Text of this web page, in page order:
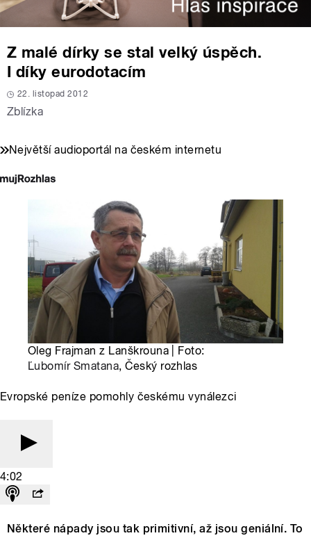
Z malé dírky se stal velký úspěch.
I díky eurodotacím
22. listopad 2012
Zblízka
Největší audioportál na českém internetu
Oleg Frajman z Lanškrouna | Foto:
Ľubomír Smatana, Český rozhlas
Evropské peníze pomohly českému vynálezci
4:02
Některé nápady jsou tak primitivní, až jsou geniální. To